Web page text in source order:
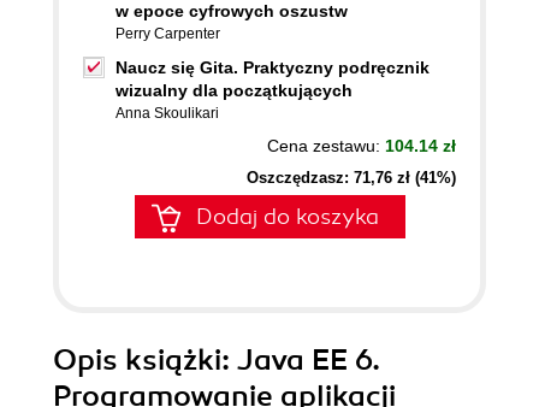
w epoce cyfrowych oszustw
Perry Carpenter
Naucz się Gita. Praktyczny podręcznik
wizualny dla początkujących
Anna Skoulikari
Cena zestawu: 104.14 zł
Oszczędzasz: 71,76 zł (41%)
Dodaj do koszyka
Opis książki: Java EE 6.
Programowanie aplikacji